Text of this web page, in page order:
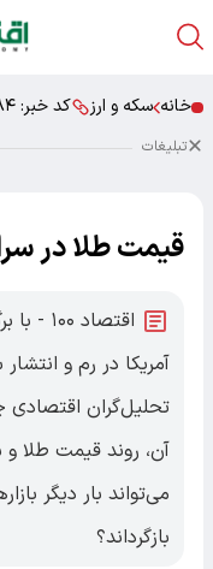
خانه سکه و ارز کد خبر:
تبلیغات
قیمت طلا در
آمریکا در رم و
تحلیل‌گران اقتصادی
آن، روند قیمت طلا
می‌تواند بار دیگر
بازگرداند؟